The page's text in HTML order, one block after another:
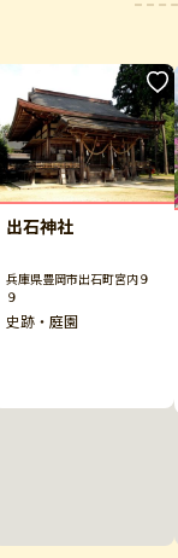
出石神社
兵庫県豊岡市出石町宮内９
９
史跡・庭園